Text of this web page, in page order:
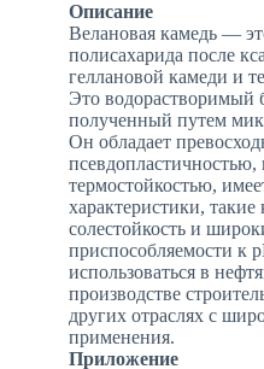
Описание
Велановая камедь —
полисахарида после
геллановой камеди и
Это водорастворимый
полученный путем
Он обладает
псевдопластичностью,
термостойкостью,
характеристики, такие
солестойкость и
приспособляемости к
использоваться в
производстве
других отраслях с
применения.
Приложение